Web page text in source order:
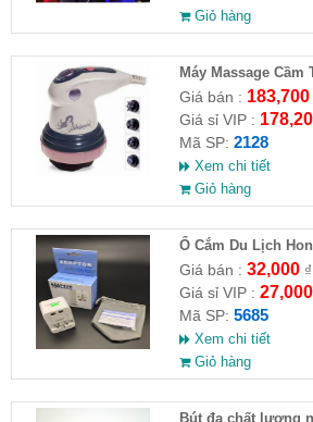
Giỏ hàng
Máy Massage Cầm
HĐ )
Giá bán : 183,700
Giá sỉ VIP :
Mã SP: 2128
Xem chi tiết
Giỏ hàng
Ổ Cắm Du Lịch
Giá bán : 32,000₫
Giá sỉ VIP : 27,000
Mã SP: 5685
Xem chi tiết
Giỏ hàng
Bút đa chất lượng